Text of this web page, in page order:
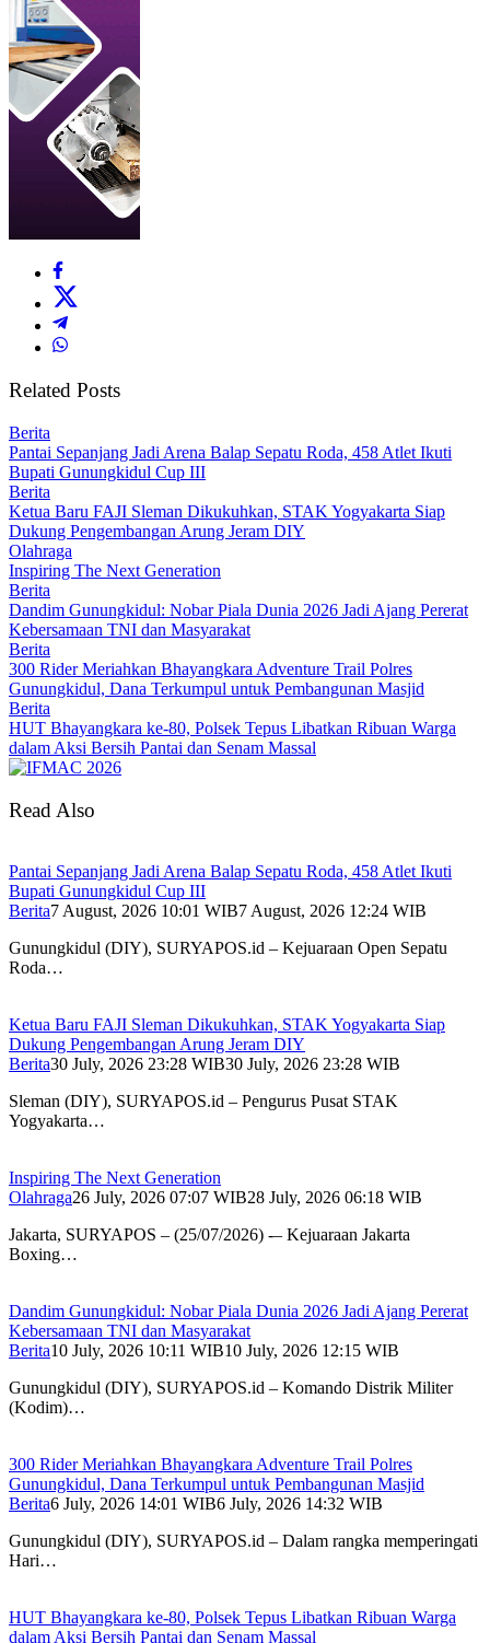
Related Posts
Berita
Pantai Sepanjang Jadi Arena Balap Sepatu Roda, 458 Atlet Ikuti
Bupati Gunungkidul Cup III
Berita
Ketua Baru FAJI Sleman Dikukuhkan, STAK Yogyakarta Siap
Dukung Pengembangan Arung Jeram DIY
Olahraga
Inspiring The Next Generation
Berita
Dandim Gunungkidul: Nobar Piala Dunia 2026 Jadi Ajang Pererat
Kebersamaan TNI dan Masyarakat
Berita
300 Rider Meriahkan Bhayangkara Adventure Trail Polres
Gunungkidul, Dana Terkumpul untuk Pembangunan Masjid
Berita
HUT Bhayangkara ke-80, Polsek Tepus Libatkan Ribuan Warga
dalam Aksi Bersih Pantai dan Senam Massal
Read Also
Pantai Sepanjang Jadi Arena Balap Sepatu Roda, 458 Atlet Ikuti
Bupati Gunungkidul Cup III
Berita7 August, 2026 10:01 WIB7 August, 2026 12:24 WIB
Gunungkidul (DIY), SURYAPOS.id – Kejuaraan Open Sepatu
Roda…
Ketua Baru FAJI Sleman Dikukuhkan, STAK Yogyakarta Siap
Dukung Pengembangan Arung Jeram DIY
Berita30 July, 2026 23:28 WIB30 July, 2026 23:28 WIB
Sleman (DIY), SURYAPOS.id – Pengurus Pusat STAK
Yogyakarta…
Inspiring The Next Generation
Olahraga26 July, 2026 07:07 WIB28 July, 2026 06:18 WIB
Jakarta, SURYAPOS – (25/07/2026) -– Kejuaraan Jakarta
Boxing…
Dandim Gunungkidul: Nobar Piala Dunia 2026 Jadi Ajang Pererat
Kebersamaan TNI dan Masyarakat
Berita10 July, 2026 10:11 WIB10 July, 2026 12:15 WIB
Gunungkidul (DIY), SURYAPOS.id – Komando Distrik Militer
(Kodim)…
300 Rider Meriahkan Bhayangkara Adventure Trail Polres
Gunungkidul, Dana Terkumpul untuk Pembangunan Masjid
Berita6 July, 2026 14:01 WIB6 July, 2026 14:32 WIB
Gunungkidul (DIY), SURYAPOS.id – Dalam rangka memperingati
Hari…
HUT Bhayangkara ke-80, Polsek Tepus Libatkan Ribuan Warga
dalam Aksi Bersih Pantai dan Senam Massal